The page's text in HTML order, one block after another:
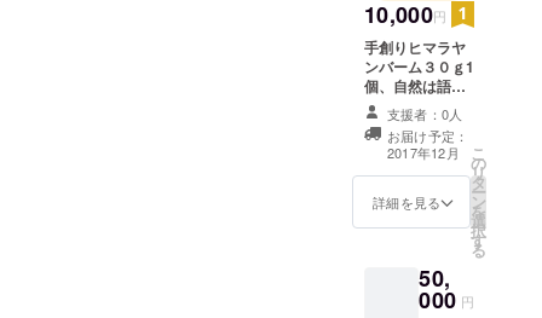
10,000円
手創りヒマラヤ
ンバーム３０ｇ1
個、自然は語る
絵本一冊、ヒマ
ラヤの自然CD一
枚。 お送りしま
す。
支援者：0人
お届け予定：
2017年12月
詳細を見る
こ
の
リ
タ
ー
ン
を
選
択
す
る
50,
000 円